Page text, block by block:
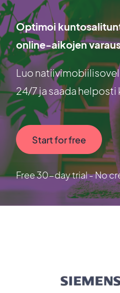
Optimoi
online-aikojen
Luo
24/7 ja saada
Start for free
Free 30-day trial - No